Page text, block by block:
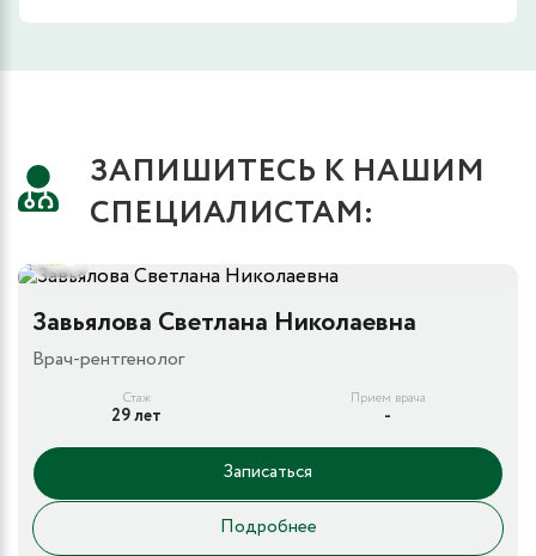
ЗАПИШИТЕСЬ К НАШИМ
СПЕЦИАЛИСТАМ:
5
Завьялова Светлана Николаевна
Врач-рентгенолог
Стаж
29 лет
Прием врача
-
Записаться
Подробнее